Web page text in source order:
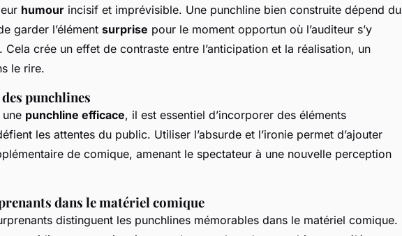
humour incisif et imprévisible. Une punchline bien construite dépend du
garder l’élément surprise pour le moment opportun où l’auditeur s’y
Cela crée un effet de contraste entre l’anticipation et la réalisation, un
le rire.
punchlines
punchline efficace, il est essentiel d’incorporer des éléments
les attentes du public. Utiliser l’absurde et l’ironie permet d’ajouter
de comique, amenant le spectateur à une nouvelle perception
dans le matériel comique
distinguent les punchlines mémorables dans le matériel comique.